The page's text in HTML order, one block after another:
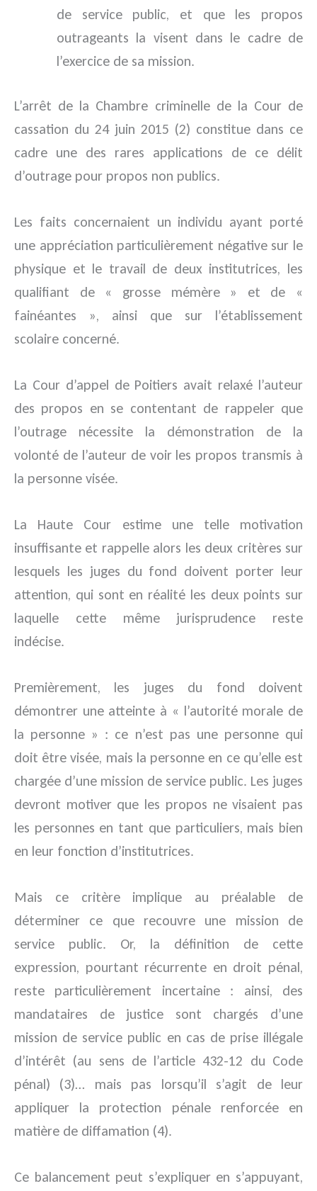
de service public, et que les propos
outrageants la visent dans le cadre de
l’exercice de sa mission.
L’arrêt de la Chambre criminelle de la Cour de
cassation du 24 juin 2015 (2) constitue dans ce
cadre une des rares applications de ce délit
d’outrage pour propos non publics.
Les faits concernaient un individu ayant porté
une appréciation particulièrement négative sur le
physique et le travail de deux institutrices, les
qualifiant de « grosse mémère » et de «
fainéantes », ainsi que sur l’établissement
scolaire concerné.
La Cour d’appel de Poitiers avait relaxé l’auteur
des propos en se contentant de rappeler que
l’outrage nécessite la démonstration de la
volonté de l’auteur de voir les propos transmis à
la personne visée.
La Haute Cour estime une telle motivation
insuffisante et rappelle alors les deux critères sur
lesquels les juges du fond doivent porter leur
attention, qui sont en réalité les deux points sur
laquelle cette même jurisprudence reste
indécise.
Premièrement, les juges du fond doivent
démontrer une atteinte à « l’autorité morale de
la personne » : ce n’est pas une personne qui
doit être visée, mais la personne en ce qu’elle est
chargée d’une mission de service public. Les juges
devront motiver que les propos ne visaient pas
les personnes en tant que particuliers, mais bien
en leur fonction d’institutrices.
Mais ce critère implique au préalable de
déterminer ce que recouvre une mission de
service public. Or, la définition de cette
expression, pourtant récurrente en droit pénal,
reste particulièrement incertaine : ainsi, des
mandataires de justice sont chargés d’une
mission de service public en cas de prise illégale
d’intérêt (au sens de l’article 432-12 du Code
pénal) (3)… mais pas lorsqu’il s’agit de leur
appliquer la protection pénale renforcée en
matière de diffamation (4).
Ce balancement peut s’expliquer en s’appuyant,